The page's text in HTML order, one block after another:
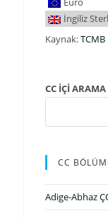
İngiliz
Kaynak:TCMB
CC İÇİ ARAMA
CC
Adige-Abhaz